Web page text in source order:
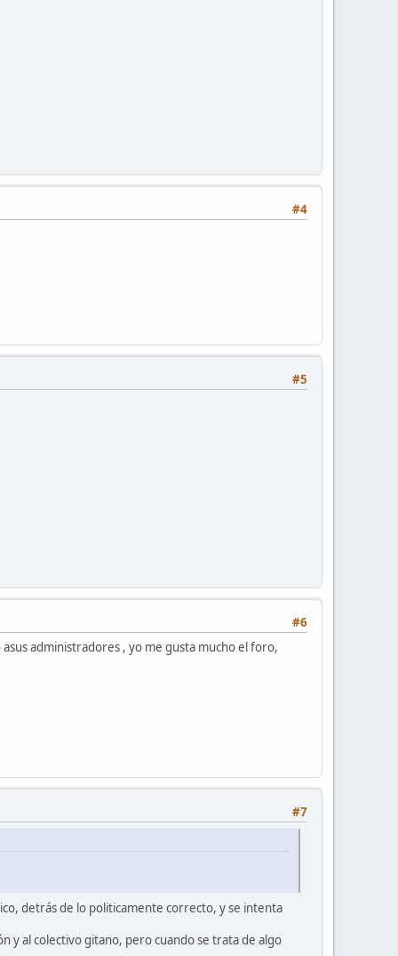
#4
#5
#6
administradores , yo me gusta mucho el foro,
#7
detrás de lo politicamente correcto, y se intenta
y al colectivo gitano, pero cuando se trata de algo